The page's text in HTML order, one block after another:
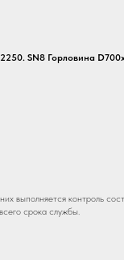
SN8 Горловина
контроль
срока службы.